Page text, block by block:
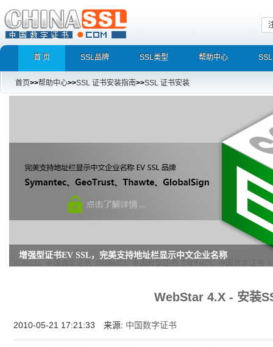
首 页 SSL品牌 SSL类型 帮助中心
首页>>帮助中心>>SSL 证书安装指南>>SSL 证书安装
增强型证书EV SSL，完美支持地址栏显示中文企业名称
WebStar 4.X - 安装
2010-05-21 17:21:33 来源: 中国数字证书